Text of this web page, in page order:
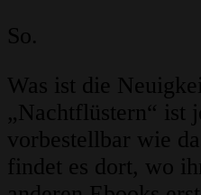
So.
Was ist die
„Nachtflüstern“ ist
vorbestellbar wie
findet es dort, wo